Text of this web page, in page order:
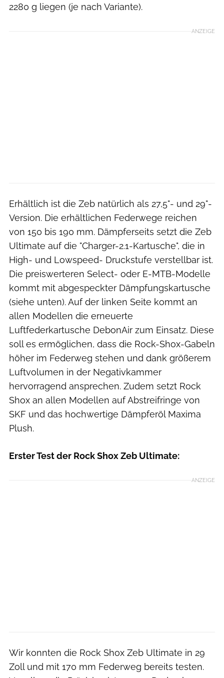
2280 g liegen (je nach Variante).
ANZEIGE
Erhältlich ist die Zeb natürlich als 27,5"- und 29"-
Version. Die erhältlichen Federwege reichen
von 150 bis 190 mm. Dämpferseits setzt die Zeb
Ultimate auf die "Charger-2.1-Kartusche", die in
High- und Lowspeed- Druckstufe verstellbar ist.
Die preiswerteren Select- oder E-MTB-Modelle
kommt mit abgespeckter Dämpfungskartusche
(siehe unten). Auf der linken Seite kommt an
allen Modellen die erneuerte
Luftfederkartusche DebonAir zum Einsatz. Diese
soll es ermöglichen, dass die Rock-Shox-Gabeln
höher im Federweg stehen und dank größerem
Luftvolumen in der Negativkammer
hervorragend ansprechen. Zudem setzt Rock
Shox an allen Modellen auf Abstreifringe von
SKF und das hochwertige Dämpferöl Maxima
Plush.
Erster Test der Rock Shox Zeb Ultimate:
ANZEIGE
Wir konnten die Rock Shox Zeb Ultimate in 29
Zoll und mit 170 mm Federweg bereits testen.